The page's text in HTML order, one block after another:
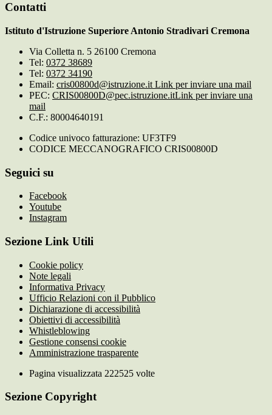
Contatti
Istituto d'Istruzione Superiore Antonio Stradivari Cremona
Via Colletta n. 5 26100 Cremona
Tel: 0372 38689
Tel: 0372 34190
Email: cris00800d@istruzione.it Link per inviare una mail
PEC: CRIS00800D@pec.istruzione.itLink per inviare una
mail
C.F.: 80004640191
Codice univoco fatturazione: UF3TF9
CODICE MECCANOGRAFICO CRIS00800D
Seguici su
Facebook
Youtube
Instagram
Sezione Link Utili
Cookie policy
Note legali
Informativa Privacy
Ufficio Relazioni con il Pubblico
Dichiarazione di accessibilità
Obiettivi di accessibilità
Whistleblowing
Gestione consensi cookie
Amministrazione trasparente
Pagina visualizzata 222525 volte
Sezione Copyright